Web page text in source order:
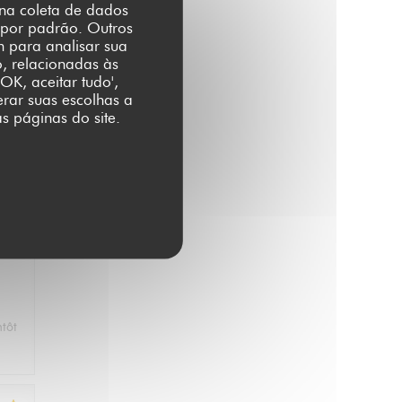
coleta de dados
por padrão. Outros
para analisar sua
relacionadas às
aceitar tudo',
suas escolhas a
páginas do site.
5 /5